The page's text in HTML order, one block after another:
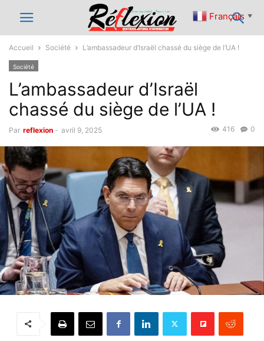
Accueil Société L’ambassadeur d’Israël chassé du siège de l’UA !
Société
L’ambassadeur d’Israël
chassé du siège de l’UA !
Par reflexion - avril 9, 2025 0
416
Français ▼